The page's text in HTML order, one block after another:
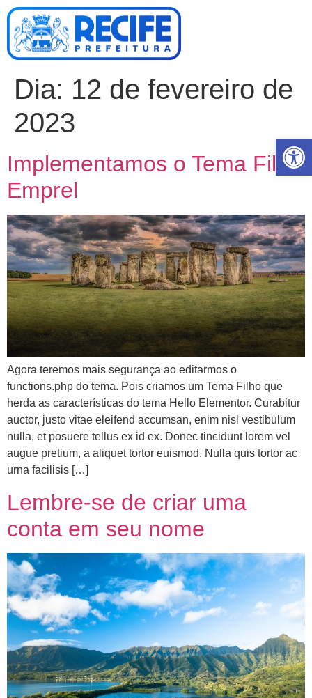
Abrir
Dia: 12 de fevereiro de
2023
Implementamos o Tema Filho
Emprel
Agora teremos mais segurança ao editarmos o
functions.php do tema. Pois criamos um Tema Filho que
herda as características do tema Hello Elementor. Curabitur
auctor, justo vitae eleifend accumsan, enim nisl vestibulum
nulla, et posuere tellus ex id ex. Donec tincidunt lorem vel
augue pretium, a aliquet tortor euismod. Nulla quis tortor ac
urna facilisis […]
Lembre-se de criar uma
conta em seu nome